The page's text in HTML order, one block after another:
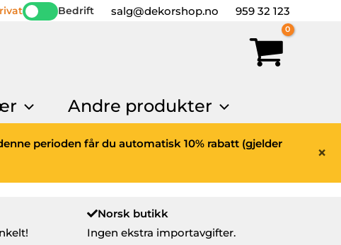
Bedrift salg@dekorshop.no 959 32 123
Andre produkter
×
perioden får du automatisk 10% rabatt (gjelder
Norsk butikk
Ingen ekstra importavgifter.